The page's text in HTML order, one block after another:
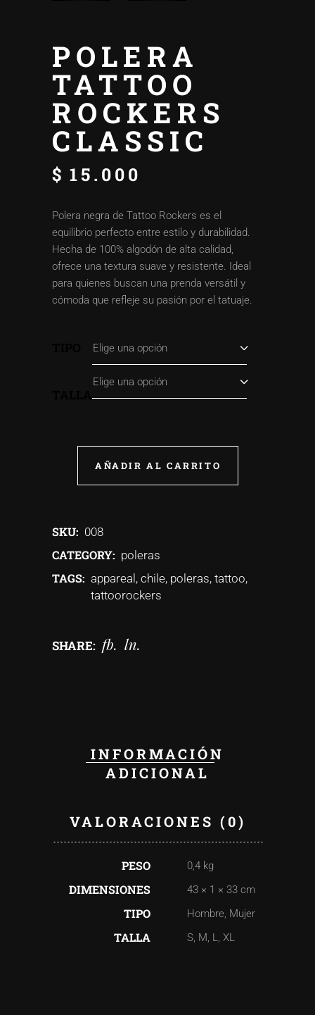
POLERA
TATTOO
ROCKERS
CLASSIC
$ 15.000
Polera negra de Tattoo Rockers es el
equilibrio perfecto entre estilo y durabilidad.
Hecha de 100% algodón de alta calidad,
ofrece una textura suave y resistente. Ideal
para quienes buscan una prenda versátil y
cómoda que refleje su pasión por el tatuaje.
Elige una opción
Elige una opción
AÑADIR AL CARRITO
SKU: 008
CATEGORY: poleras
TAGS: appareal, chile, poleras, tattoo,
tattoorockers
SHARE: fb ln
INFORMACIÓN
ADICIONAL
VALORACIONES (0)
PESO 0,4 kg
DIMENSIONES 43 × 1 × 33 cm
TIPO Hombre, Mujer
TALLA S, M, L, XL